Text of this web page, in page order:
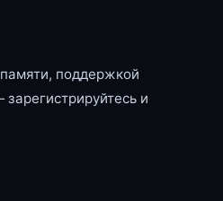
поддержкой
и